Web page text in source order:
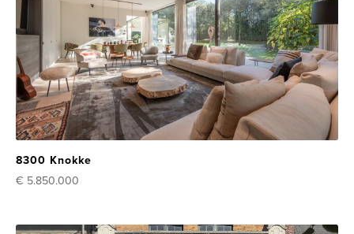
8300 Knokke
€ 5.850.000